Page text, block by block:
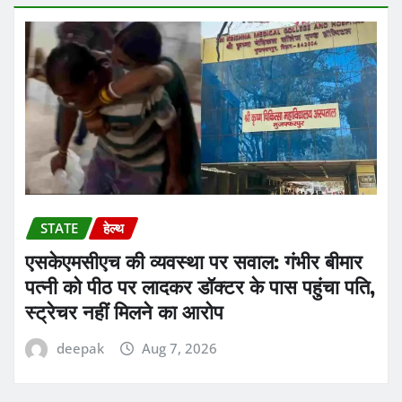
STATE हेल्थ
एसकेएमसीएच की व्यवस्था पर सवाल: गंभीर बीमार
पत्नी को पीठ पर लादकर डॉक्टर के पास पहुंचा पति,
स्ट्रेचर नहीं मिलने का आरोप
deepak Aug 7, 2026